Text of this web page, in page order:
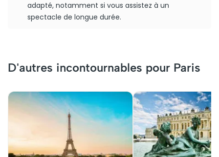
adapté, notamment si vous assistez à un
spectacle de longue durée.
D'autres incontournables pour Paris